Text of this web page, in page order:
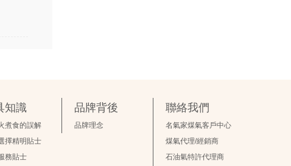
知識
煮食的誤解
擇精明貼士
務貼士
品牌背後
品牌理念
聯絡我們
名氣家煤氣客戶中心
煤氣代理/經銷商
石油氣特許代理商